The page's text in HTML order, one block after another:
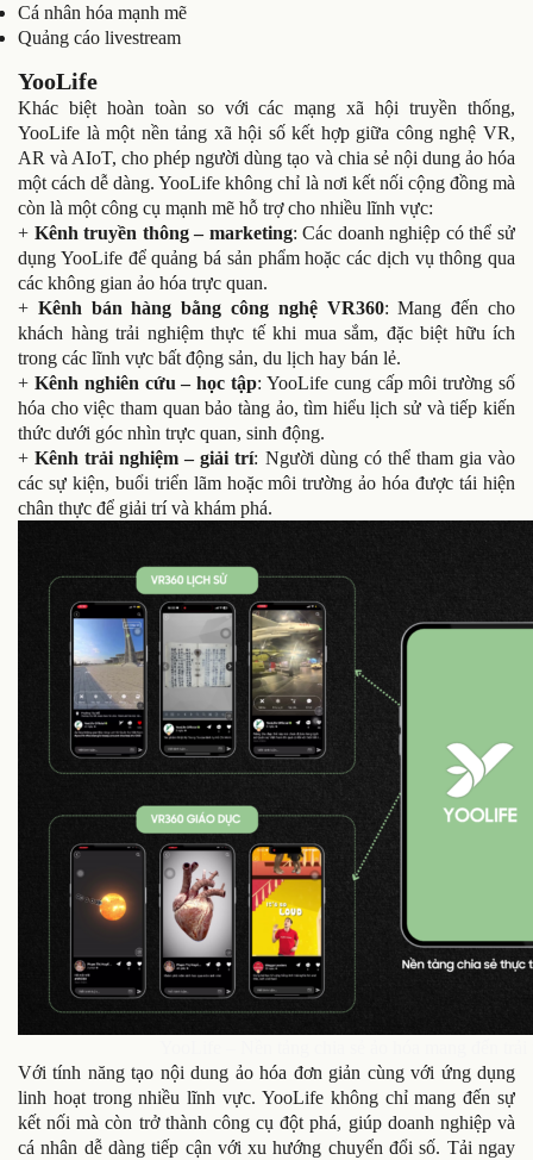
Cá nhân hóa mạnh mẽ
Quảng cáo livestream
YooLife
Khác biệt hoàn toàn so với các mạng xã hội truyền thống,
YooLife là một nền tảng xã hội số kết hợp giữa công nghệ VR,
AR và AIoT, cho phép người dùng tạo và chia sẻ nội dung ảo hóa
một cách dễ dàng. YooLife không chỉ là nơi kết nối cộng đồng mà
còn là một công cụ mạnh mẽ hỗ trợ cho nhiều lĩnh vực:
+ Kênh truyền thông – marketing: Các doanh nghiệp có thể sử
dụng YooLife để quảng bá sản phẩm hoặc các dịch vụ thông qua
các không gian ảo hóa trực quan.
+ Kênh bán hàng bằng công nghệ VR360: Mang đến cho
khách hàng trải nghiệm thực tế khi mua sắm, đặc biệt hữu ích
trong các lĩnh vực bất động sản, du lịch hay bán lẻ.
+ Kênh nghiên cứu – học tập: YooLife cung cấp môi trường số
hóa cho việc tham quan bảo tàng ảo, tìm hiểu lịch sử và tiếp kiến
thức dưới góc nhìn trực quan, sinh động.
+Kênh trải nghiệm – giải trí: Người dùng có thể tham gia vào
các sự kiện, buổi triển lãm hoặc môi trường ảo hóa được tái hiện
chân thực để giải trí và khám phá.
Với tính năng tạo nội dung ảo hóa đơn giản cùng với ứng dụng
linh hoạt trong nhiều lĩnh vực. YooLife không chỉ mang đến sự
kết nối mà còn trở thành công cụ đột phá, giúp doanh nghiệp và
cá nhân dễ dàng tiếp cận với xu hướng chuyển đổi số. Tải ngay